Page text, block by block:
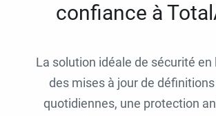
confiance à
La solution idéale de sécurité en
des mises à jour de
quotidiennes, une protection